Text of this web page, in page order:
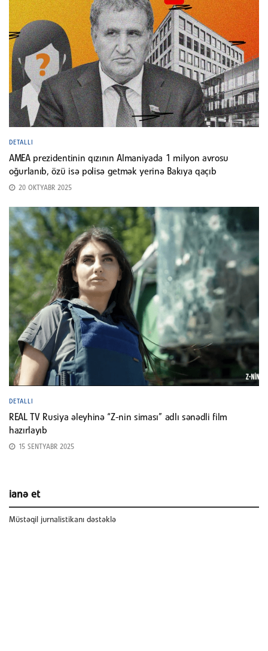
DETALLI
AMEA prezidentinin qızının Almaniyada 1 milyon avrosu
oğurlanıb, özü isə polisə getmək yerinə Bakıya qaçıb
20 OKTYABR 2025
DETALLI
REAL TV Rusiya əleyhinə “Z-nin siması” adlı sənədli film
hazırlayıb
15 SENTYABR 2025
ianə et
Müstəqil jurnalistikanı dəstəklə